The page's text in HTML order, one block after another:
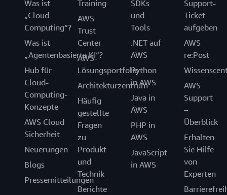
Was ist
„Cloud
Computing“?
Was ist
„Agentenbasierte KI“?
Hub für
Cloud-
Computing-
Konzepte
AWS Cloud
Sicherheit
Neuerungen
Blogs
Pressemitteilungen
Training
AWS
Trust
Center
AWS-
Lösungsportfolio
Architekturzentrum
Häufig
gestellte
Fragen
zu
Produkt
und
Technik
Berichte
SDKs
und
Tools
.NET auf
AWS
Python
in AWS
Java in
AWS
PHP in
AWS
JavaScript
in AWS
Support-
Ticket
aufgeben
AWS
re:Post
AWS
Support
–
Überblick
Erhalten
Sie Hilfe
von
Experten